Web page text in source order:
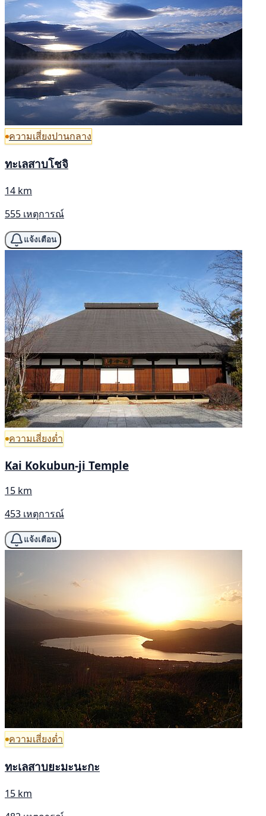
ความเสี่ยงปานกลาง
ทะเลสาบโชจิ
14 km
555 เหตุการณ์
แจ้งเตือน
ความเสี่ยงต่ำ
Kai Kokubun-ji Temple
15 km
453 เหตุการณ์
แจ้งเตือน
ความเสี่ยงต่ำ
ทะเลสาบยะมะนะกะ
15 km